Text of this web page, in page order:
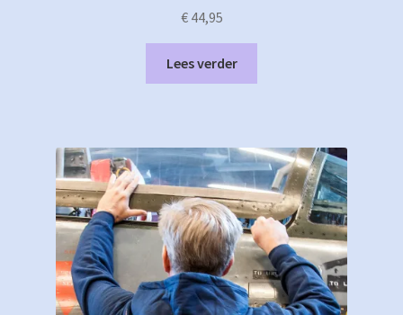
€44,95
Lees verder